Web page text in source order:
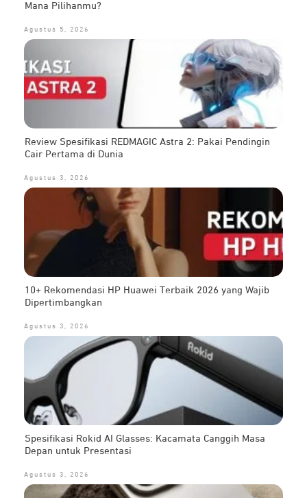
Mana Pilihanmu?
Agustus 5, 2026
Review Spesifikasi REDMAGIC Astra 2: Pakai Pendingin
Cair Pertama di Dunia
Agustus 3, 2026
10+ Rekomendasi HP Huawei Terbaik 2026 yang Wajib
Dipertimbangkan
Agustus 3, 2026
Spesifikasi Rokid AI Glasses: Kacamata Canggih Masa
Depan untuk Presentasi
Agustus 3, 2026